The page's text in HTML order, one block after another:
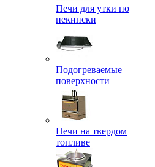
Печи для утки по
пекински
Подогреваемые
поверхности
Печи на твердом
топливе